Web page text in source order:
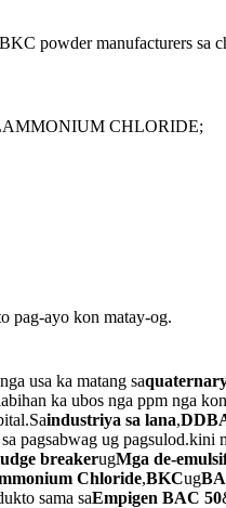
BKC powder manufacturers sa
CHLORIDE;
pag-ayo kon matay-og.
usa ka matang sa
ka ubos nga ppm nga
industriya sa lana,
pagsabwag ug pagsulod.kini
breakerugMga de-
Chloride,BKCug
sama saEmpigen BAC 50